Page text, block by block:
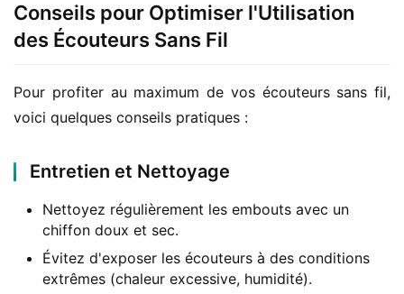
Conseils pour Optimiser l'Utilisation
des Écouteurs Sans Fil
Pour profiter au maximum de vos écouteurs sans fil,
voici quelques conseils pratiques :
Entretien et Nettoyage
Nettoyez régulièrement les embouts avec un
chiffon doux et sec.
Évitez d'exposer les écouteurs à des conditions
extrêmes (chaleur excessive, humidité).